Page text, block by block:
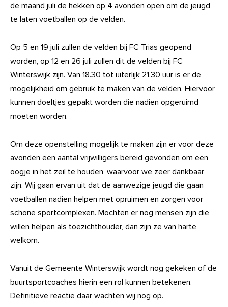
de maand juli de hekken op 4 avonden open om de jeugd
te laten voetballen op de velden.
Op 5 en 19 juli zullen de velden bij FC Trias geopend
worden, op 12 en 26 juli zullen dit de velden bij FC
Winterswijk zijn. Van 18.30 tot uiterlijk 21.30 uur is er de
mogelijkheid om gebruik te maken van de velden. Hiervoor
kunnen doeltjes gepakt worden die nadien opgeruimd
moeten worden.
Om deze openstelling mogelijk te maken zijn er voor deze
avonden een aantal vrijwilligers bereid gevonden om een
oogje in het zeil te houden, waarvoor we zeer dankbaar
zijn. Wij gaan ervan uit dat de aanwezige jeugd die gaan
voetballen nadien helpen met opruimen en zorgen voor
schone sportcomplexen. Mochten er nog mensen zijn die
willen helpen als toezichthouder, dan zijn ze van harte
welkom.
Vanuit de Gemeente Winterswijk wordt nog gekeken of de
buurtsportcoaches hierin een rol kunnen betekenen.
Definitieve reactie daar wachten wij nog op.